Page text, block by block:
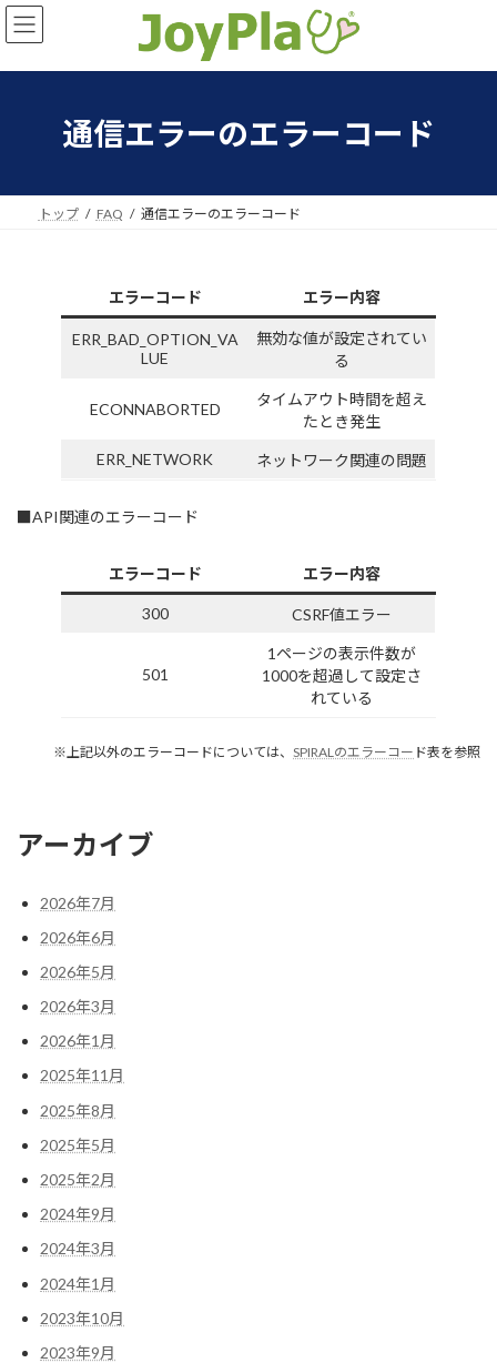
コ
ン
ン
ナ
ビ
ー
通信エラーのエラーコード
トップ FAQ 通信エラーのエラーコード
エラーコード エラー内容
ERR_BAD_OPTION_VA
LUE
無効な値が設定されてい
る
ECONNABORTED
タイムアウト時間を超え
たとき発生
ERR_NETWORK
ネットワーク関連の問題
■API関連のエラーコード
エラーコード エラー内容
300 CSRF値エラー
501
1ページの表示件数が
1000を超過して設定さ
れている
※上記以外のエラーコードについては、 SPIRALのエラーコー ド表を参照
アーカイブ
2026年7月
2026年6月
2026年5月
2026年3月
2026年1月
2025年11月
2025年8月
2025年5月
2025年2月
2024年9月
2024年3月
2024年1月
2023年10月
2023年9月